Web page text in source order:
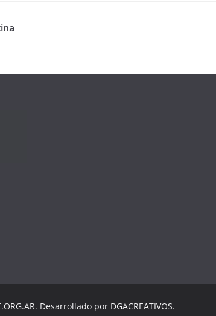
Desarrollado por DGACREATIVOS.